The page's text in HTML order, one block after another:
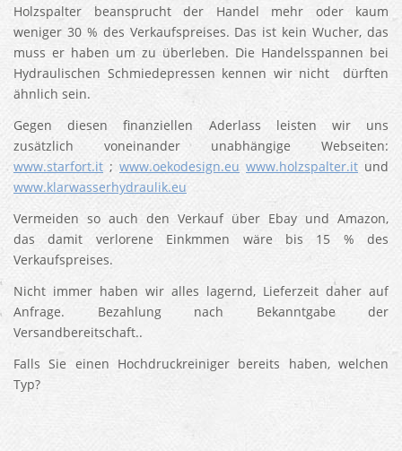
Holzspalter beansprucht der Handel mehr oder kaum
weniger 30 % des Verkaufspreises. Das ist kein Wucher, das
muss er haben um zu überleben. Die Handelsspannen bei
Hydraulischen Schmiedepressen kennen wir nicht dürften
ähnlich sein.
Gegen diesen finanziellen Aderlass leisten wir uns
zusätzlich voneinander unabhängige Webseiten:
www.starfort.it ; www.oekodesign.eu www.holzspalter.it und
www.klarwasserhydraulik.eu
Vermeiden so auch den Verkauf über Ebay und Amazon,
das damit verlorene Einkmmen wäre bis 15 % des
Verkaufspreises.
Nicht immer haben wir alles lagernd, Lieferzeit daher auf
Anfrage. Bezahlung nach Bekanntgabe der
Versandbereitschaft..
Falls Sie einen Hochdruckreiniger bereits haben, welchen
Typ?